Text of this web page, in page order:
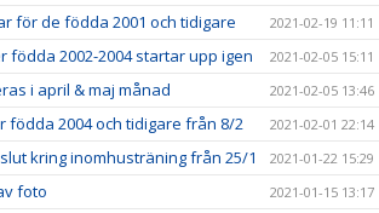
för de födda 2001 och tidigare 2021-02-19 11:11
födda 2002-2004 startar upp igen 2021-02-05 15:11
i april & maj månad 2021-02-05 13:46
födda 2004 och tidigare från 8/2 2021-02-01 22:14
kring inomhusträning från 25/1 2021-01-22 15:29
foto 2021-01-15 13:17